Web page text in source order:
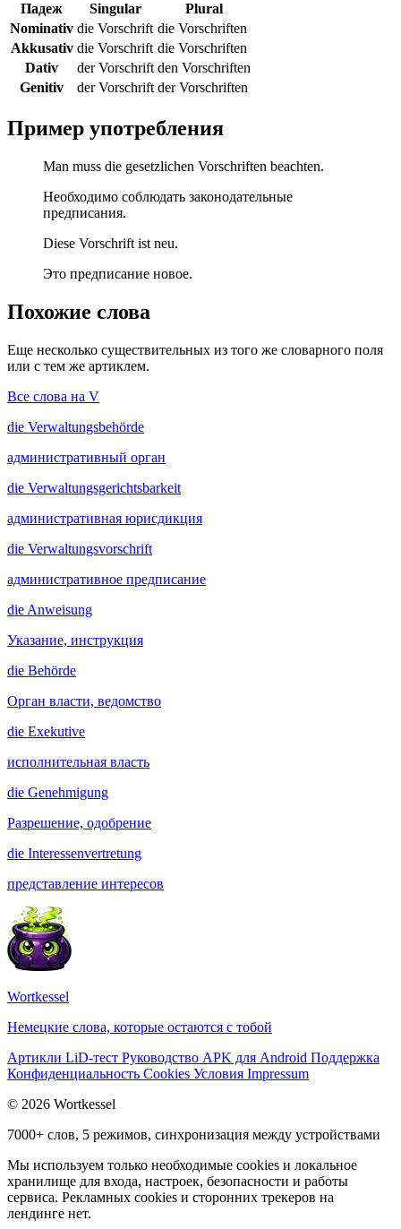
Падеж Singular
Plural
Nominativ die Vorschrift die Vorschriften
Akkusativ die Vorschrift die Vorschriften
Dativ
der Vorschrift den Vorschriften
Genitiv
der Vorschrift der Vorschriften
Пример употребления
Man muss die gesetzlichen Vorschriften beachten.
Необходимо соблюдать законодательные
предписания.
Diese Vorschrift ist neu.
Это предписание новое.
Похожие слова
Еще несколько существительных из того же словарного поля
или с тем же артиклем.
Все слова на V
die Verwaltungsbehörde
административный орган
die Verwaltungsgerichtsbarkeit
административная юрисдикция
die Verwaltungsvorschrift
административное предписание
die Anweisung
Указание, инструкция
die Behörde
Орган власти, ведомство
die Exekutive
исполнительная власть
die Genehmigung
Разрешение, одобрение
die Interessenvertretung
представление интересов
Wortkessel
Немецкие слова, которые остаются с тобой
Артикли LiD-тест Руководство APK для Android Поддержка
Конфиденциальность Cookies Условия Impressum
© 2026 Wortkessel
7000+ слов, 5 режимов, синхронизация между устройствами
Мы используем только необходимые cookies и локальное
хранилище для входа, настроек, безопасности и работы
сервиса. Рекламных cookies и сторонних трекеров на
лендинге нет.